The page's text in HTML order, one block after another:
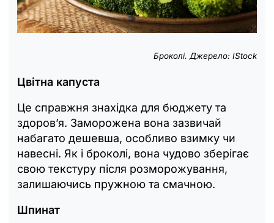
Броколі. Джерело: IStock
Цвітна капуста
Це справжня знахідка для бюджету та
здоров’я. Заморожена вона зазвичай
набагато дешевша, особливо взимку чи
навесні. Як і броколі, вона чудово зберігає
свою текстуру після розморожування,
залишаючись пружною та смачною.
Шпинат